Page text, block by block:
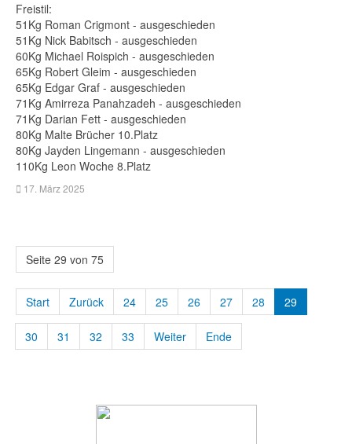
Freistil:
51Kg Roman Crigmont - ausgeschieden
51Kg Nick Babitsch - ausgeschieden
60Kg Michael Roispich - ausgeschieden
65Kg Robert Gleim - ausgeschieden
65Kg Edgar Graf - ausgeschieden
71Kg Amirreza Panahzadeh - ausgeschieden
71Kg Darian Fett - ausgeschieden
80Kg Malte Brücher 10.Platz
80Kg Jayden Lingemann - ausgeschieden
110Kg Leon Woche 8.Platz
17. März 2025
Seite 29 von 75
Start Zurück 24 25 26 27 28 29
30 31 32 33 Weiter Ende